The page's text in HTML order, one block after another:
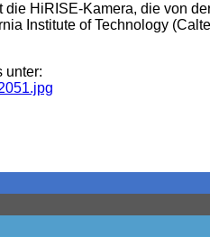
HiRISE-Kamera, die von
Institute of Technology
unter: